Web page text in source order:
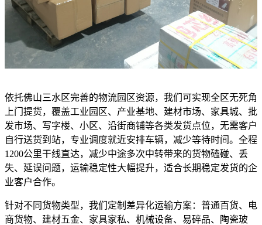
依托佛山三水区完善的物流园区资源，我们可实现全区无死角
上门提货，覆盖工业园区、产业基地、建材市场、家具城、批
发市场、写字楼、小区、沿街商铺等各类发货点位，无需客户
自行送货到站，专业调度就近安排车辆，减少等待时间。全程
1200公里干线直达，减少中途多次中转带来的货物磕碰、丢
失、延误问题，运输稳定性大幅提升，适合长期稳定发货的企
业客户合作。
针对不同货物类型，我们定制差异化运输方案：普通百货、电
商货物、建材五金、家具家私、机械设备、易碎品、陶瓷玻